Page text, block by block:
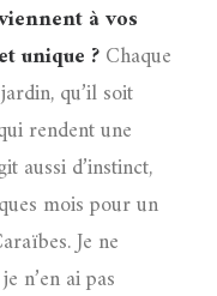
à vos
unique ?Chaque
qu’il soit
rendent une
aussi d’instinct,
mois pour un
Je ne
n’en ai pas